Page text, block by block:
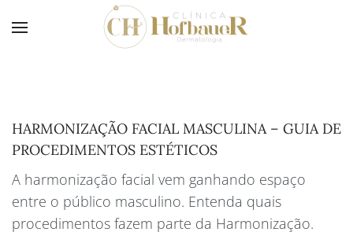
HARMONIZAÇÃO FACIAL MASCULINA – GUIA DE
PROCEDIMENTOS ESTÉTICOS
A harmonização facial vem ganhando espaço
entre o público masculino. Entenda quais
procedimentos fazem parte da Harmonização.